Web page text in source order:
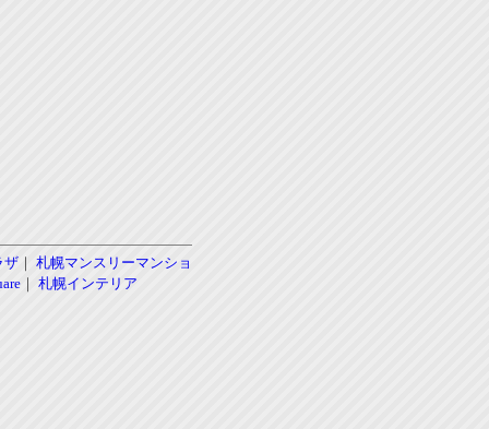
ザ｜ 札幌マンスリーマンショ
｜ 札幌インテリア